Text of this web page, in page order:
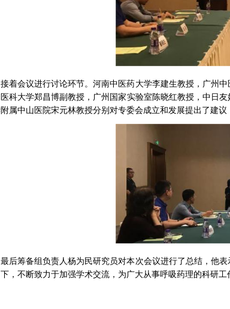
接着会议进行讨论环节。河南中医药大学李建生教授，广州
科大学郑昌博副教授，广州国家实验室陈晓红教授，中日
属中山医院宋元林教授分别对专委会成立和发展提出了建
最后筹备组负责人杨为民研究员对本次会议进行了总结，他
，不断致力于加强学术交流，为广大从事呼吸药理的科研工